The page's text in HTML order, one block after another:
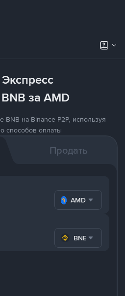
за AMD
BNB на Binance P2P, используя
способов оплаты
Продать
AMD
BNB